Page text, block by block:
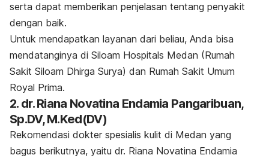
serta dapat memberikan penjelasan tentang penyakit
dengan baik.
Untuk mendapatkan layanan dari beliau, Anda bisa
mendatanginya di Siloam Hospitals Medan (Rumah
Sakit Siloam Dhirga Surya) dan Rumah Sakit Umum
Royal Prima.
2. dr. Riana Novatina Endamia Pangaribuan,
Sp.DV, M.Ked(DV)
Rekomendasi dokter spesialis kulit di Medan yang
bagus berikutnya, yaitu dr. Riana Novatina Endamia